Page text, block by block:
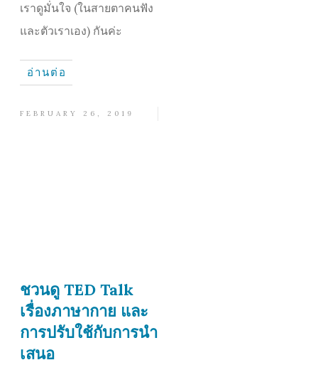
เราดูมั่นใจ (ในสายตาคนฟัง
และตัวเราเอง) กันค่ะ
อ่านต่อ
FEBRUARY 26, 2019
ชวนดู TED Talk
เรื่องภาษากาย และ
การปรับใช้กับการนำ
เสนอ